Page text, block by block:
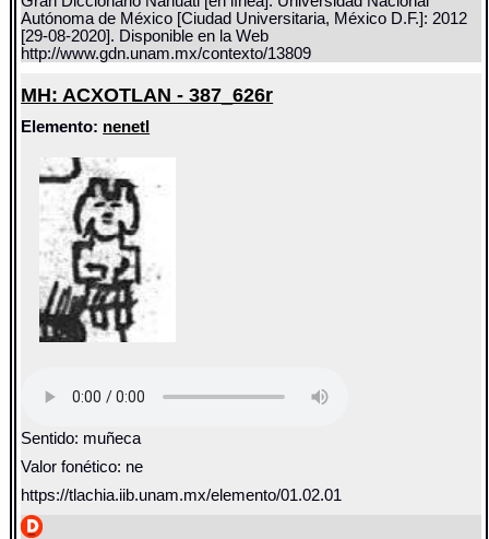
Autónoma de México [Ciudad Universitaria, México D.F.]: 2012
[29-08-2020]. Disponible en la Web
http://www.gdn.unam.mx/contexto/13809
MH: ACXOTLAN - 387_626r
Elemento: nenetl
Sentido: muñeca
Valor fonético: ne
https://tlachia.iib.unam.mx/elemento/01.02.01